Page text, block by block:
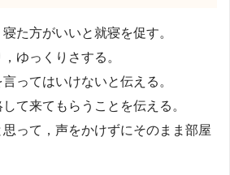
た方がいいと就寝を促す。
ゆっくりさする。
ってはいけないと伝える。
て来てもらうことを伝える。
って，声をかけずにそのまま部屋